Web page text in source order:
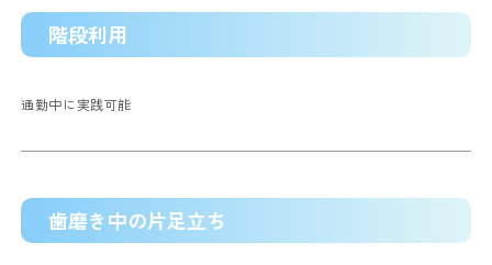
階段利用
通勤中に実践可能
歯磨き中の片足立ち